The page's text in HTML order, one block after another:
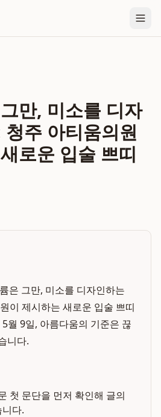
만, 미소를 디자
주 아티움의원
로운 입술 쁘띠
은 그만, 미소를 디자인하는
이 제시하는 새로운 입술 쁘띠
월 9일, 아름다움의 기준은 끊
니다.
첫 문단을 먼저 확인해 글의
다.